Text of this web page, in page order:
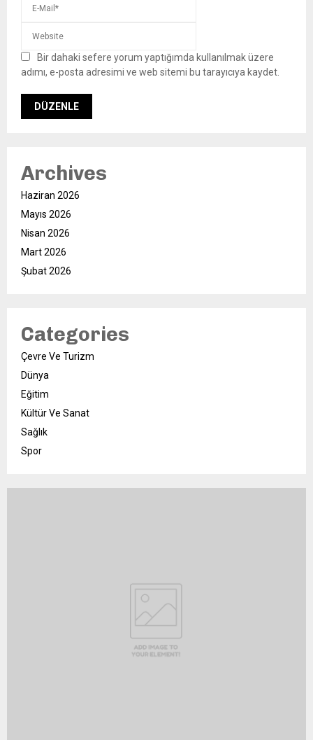
Bir dahaki sefere yorum yaptığımda kullanılmak üzere
adımı, e-posta adresimi ve web sitemi bu tarayıcıya kaydet.
Archives
Haziran 2026
Mayıs 2026
Nisan 2026
Mart 2026
Şubat 2026
Categories
Çevre Ve Turizm
Dünya
Eğitim
Kültür Ve Sanat
Sağlık
Spor